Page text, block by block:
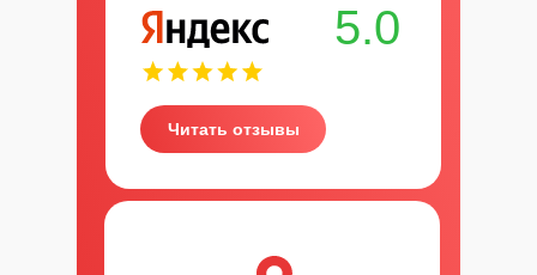
5.0
Читать отзывы